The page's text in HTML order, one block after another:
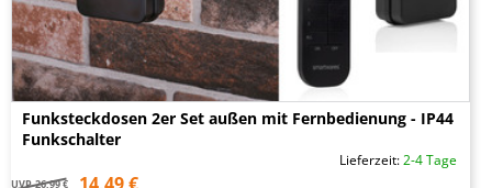
Funksteckdosen 2er Set außen mit Fernbedienung - IP44
Funkschalter
Lieferzeit:2-4 Tage
UVP 26,99 €